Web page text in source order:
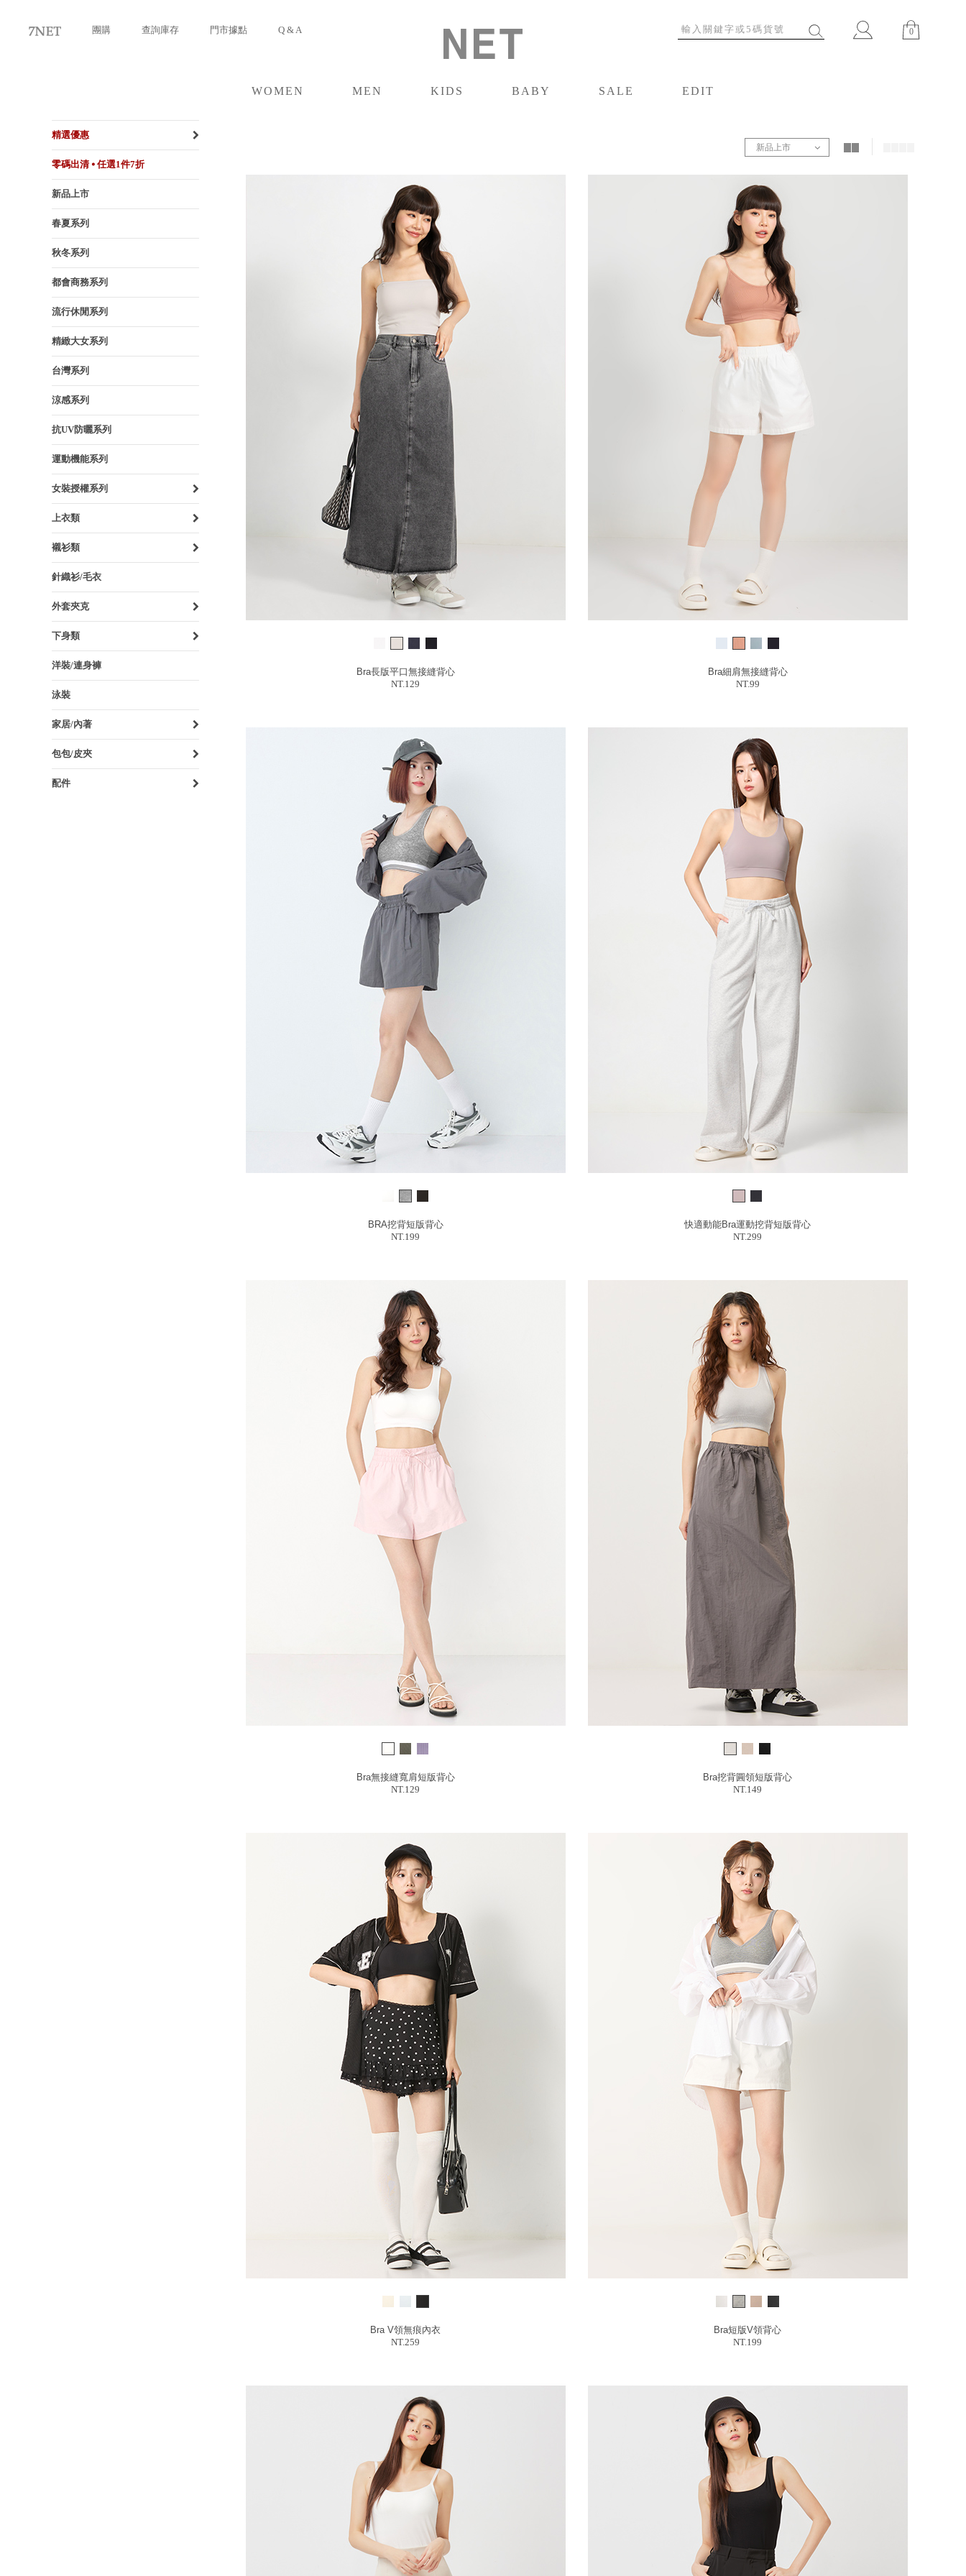
團購 查詢庫存 門市據點 Q & A 0
WOMEN
MEN
KIDS
BABY
SALE
EDIT
精選優惠
零碼出清 ⦁ 任選1件7折
新品上市
春夏系列
秋冬系列
都會商務系列
流行休閒系列
精緻大女系列
台灣系列
涼感系列
抗UV防曬系列
運動機能系列
女裝授權系列
上衣類
襯衫類
針織衫/毛衣
外套夾克
下身類
洋裝/連身褲
泳裝
家居/內著
包包/皮夾
配件
新品上市
Bra長版平口無接縫背心
NT.129
Bra細肩無接縫背心
NT.99
BRA挖背短版背心
NT.199
快適動能Bra運動挖背短版背心
NT.299
Bra無接縫寬肩短版背心
NT.129
Bra挖背圓領短版背心
NT.149
Bra V領無痕內衣
NT.259
Bra短版V領背心
NT.199